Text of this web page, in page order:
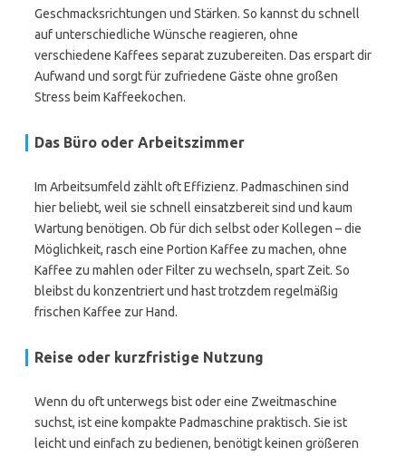
Geschmacksrichtungen und Stärken. So kannst du schnell
auf unterschiedliche Wünsche reagieren, ohne
verschiedene Kaffees separat zuzubereiten. Das erspart dir
Aufwand und sorgt für zufriedene Gäste ohne großen
Stress beim Kaffeekochen.
Das Büro oder Arbeitszimmer
Im Arbeitsumfeld zählt oft Effizienz. Padmaschinen sind
hier beliebt, weil sie schnell einsatzbereit sind und kaum
Wartung benötigen. Ob für dich selbst oder Kollegen – die
Möglichkeit, rasch eine Portion Kaffee zu machen, ohne
Kaffee zu mahlen oder Filter zu wechseln, spart Zeit. So
bleibst du konzentriert und hast trotzdem regelmäßig
frischen Kaffee zur Hand.
Reise oder kurzfristige Nutzung
Wenn du oft unterwegs bist oder eine Zweitmaschine
suchst, ist eine kompakte Padmaschine praktisch. Sie ist
leicht und einfach zu bedienen, benötigt keinen größeren